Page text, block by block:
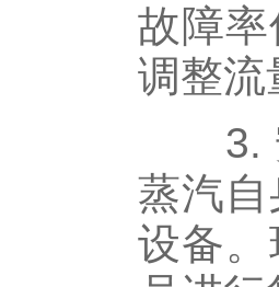
故障
调整流
3. 安
蒸汽
设备